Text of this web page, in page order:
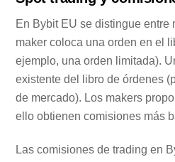
En Bybit EU se distingue entre
maker coloca una orden en el
ejemplo, una orden limitada).
existente del libro de órdenes
de mercado). Los makers
ello obtienen comisiones más
Las comisiones de trading en